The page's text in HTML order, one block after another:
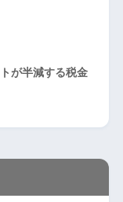
が半減する税金